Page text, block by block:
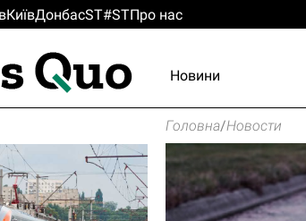
КиïвДонбасST#STПро нас
Новини
Головна/Новости